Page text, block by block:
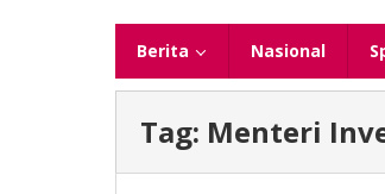
Berita Nasional
Tag: Menteri